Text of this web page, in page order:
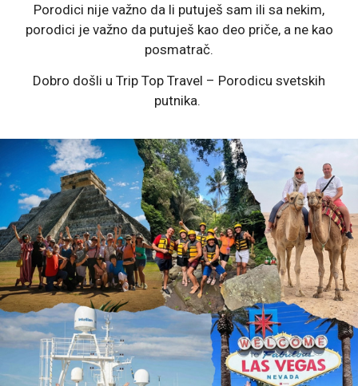
Porodici nije važno da li putuješ sam ili sa nekim,
porodici je važno da putuješ kao deo priče, a ne kao
posmatrač.
Dobro došli u Trip Top Travel – Porodicu svetskih
putnika.